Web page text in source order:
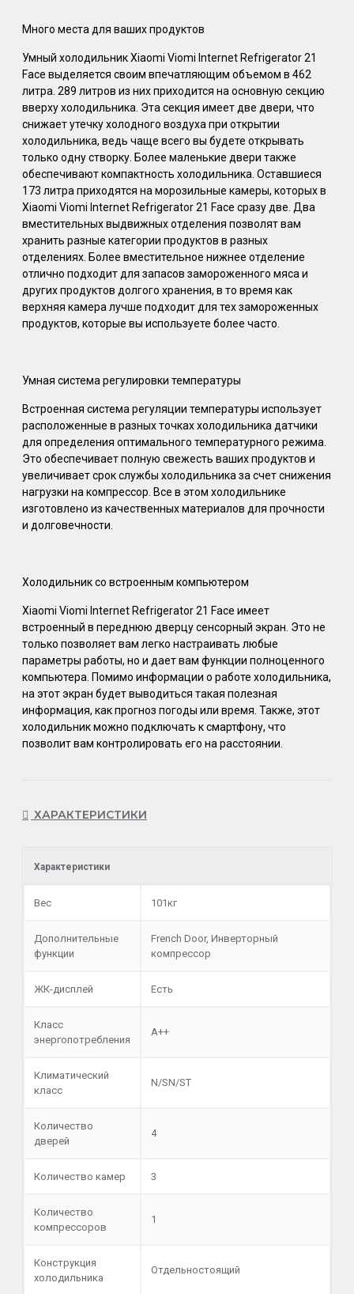
Много места для ваших продуктов
Умный холодильник Xiaomi Viomi Internet Refrigerator 21
Face выделяется своим впечатляющим объемом в 462
литра. 289 литров из них приходится на основную секцию
вверху холодильника. Эта секция имеет две двери, что
снижает утечку холодного воздуха при открытии
холодильника, ведь чаще всего вы будете открывать
только одну створку. Более маленькие двери также
обеспечивают компактность холодильника. Оставшиеся
173 литра приходятся на морозильные камеры, которых в
Xiaomi Viomi Internet Refrigerator 21 Face сразу две. Два
вместительных выдвижных отделения позволят вам
хранить разные категории продуктов в разных
отделениях. Более вместительное нижнее отделение
отлично подходит для запасов замороженного мяса и
других продуктов долгого хранения, в то время как
верхняя камера лучше подходит для тех замороженных
продуктов, которые вы используете более часто.
Умная система регулировки температуры
Встроенная система регуляции температуры использует
расположенные в разных точках холодильника датчики
для определения оптимального температурного режима.
Это обеспечивает полную свежесть ваших продуктов и
увеличивает срок службы холодильника за счет снижения
нагрузки на компрессор. Все в этом холодильнике
изготовлено из качественных материалов для прочности
и долговечности.
Холодильник со встроенным компьютером
Xiaomi Viomi Internet Refrigerator 21 Face имеет
встроенный в переднюю дверцу сенсорный экран. Это не
только позволяет вам легко настраивать любые
параметры работы, но и дает вам функции полноценного
компьютера. Помимо информации о работе холодильника,
на этот экран будет выводиться такая полезная
информация, как прогноз погоды или время. Также, этот
холодильник можно подключать к смартфону, что
позволит вам контролировать его на расстоянии.
ХАРАКТЕРИСТИКИ
Характеристики
Вес 101кг
Дополнительные
функции
French Door, Инверторный
компрессор
ЖК-дисплей Есть
Класс
энергопотребления
A++
Климатический
класс
N/SN/ST
Количество
дверей
4
Количество камер 3
Количество
компрессоров
1
Конструкция
холодильника
Отдельностоящий